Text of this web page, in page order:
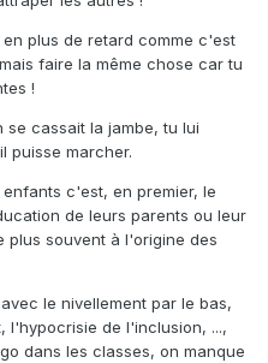
plus de retard comme c'est
faire la même chose car tu
!
cassait la jambe, tu lui
puisse marcher.
c'est, en premier, le
de leurs parents ou leur
plus souvent à l'origine des
le nivellement par le bas,
l'hypocrisie de l'inclusion, ...,
dans les classes, on manque